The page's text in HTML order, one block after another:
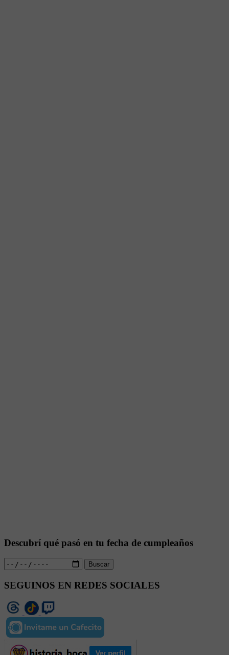
Descubrí qué pasó en tu fecha de cumpleaños
Buscar
SEGUINOS EN REDES SOCIALES